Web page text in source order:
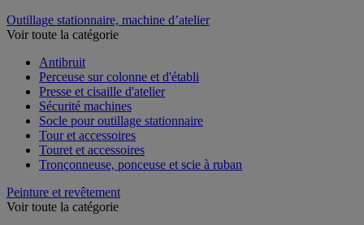
Outillage stationnaire, machine d’atelier
Voir toute la catégorie
Antibruit
Perceuse sur colonne et d'établi
Presse et cisaille d'atelier
Sécurité machines
Socle pour outillage stationnaire
Tour et accessoires
Touret et accessoires
Tronçonneuse, ponceuse et scie à ruban
Peinture et revêtement
Voir toute la catégorie